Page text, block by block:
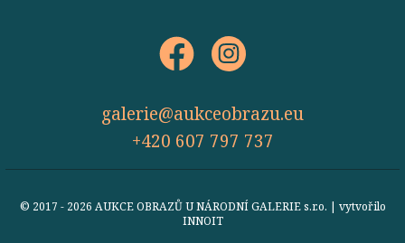
galerie@aukceobrazu.eu
+420 607 797 737
© 2017 - 2026 AUKCE OBRAZŮ U NÁRODNÍ GALERIE s.r.o. | vytvořilo
INNOIT